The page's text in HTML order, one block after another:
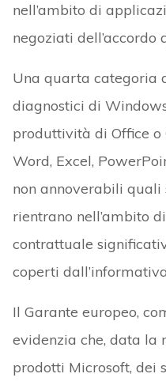
nell’ambito di
negoziati dell’accordo
Una quarta categoria
diagnostici di
produttività di Office o
Word, Excel,
non annoverabili quali
rientrano nell’ambito
contrattuale
coperti
Il Garante europeo,
evidenzia che, data la
prodotti Microsoft, dei